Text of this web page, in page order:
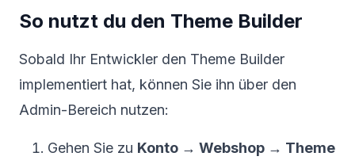
So nutzt du den Theme Builder
Sobald Ihr Entwickler den Theme Builder
implementiert hat, können Sie ihn über den
Admin-Bereich nutzen:
Gehen Sie zu Konto → Webshop → Theme